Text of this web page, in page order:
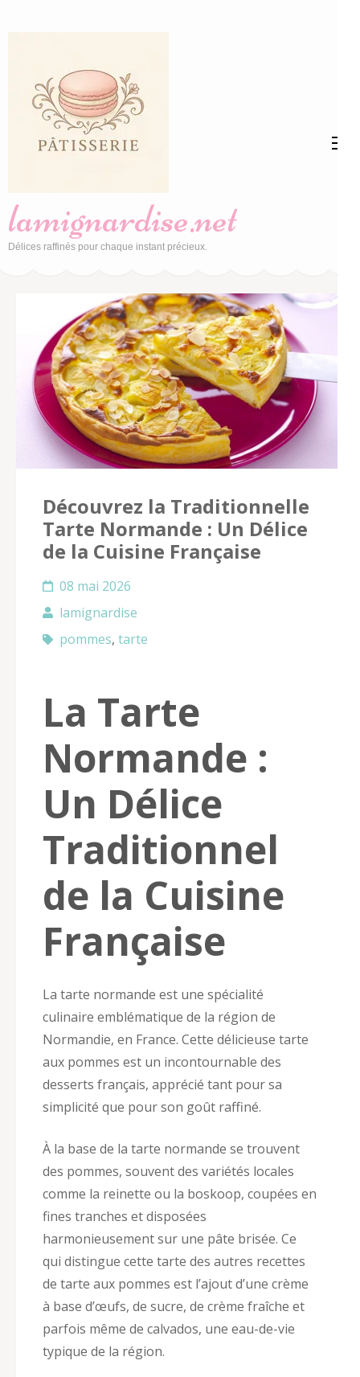
(Pressez
Entrée)
lamignardise.net
Délices raffinés pour chaque instant précieux.
Découvrez la Traditionnelle
Tarte Normande : Un Délice
de la Cuisine Française
08 mai 2026
lamignardise
pommes, tarte
La Tarte
Normande :
Un Délice
Traditionnel
de la Cuisine
Française
La tarte normande est une spécialité
culinaire emblématique de la région de
Normandie, en France. Cette délicieuse tarte
aux pommes est un incontournable des
desserts français, apprécié tant pour sa
simplicité que pour son goût raffiné.
À la base de la tarte normande se trouvent
des pommes, souvent des variétés locales
comme la reinette ou la boskoop, coupées en
fines tranches et disposées
harmonieusement sur une pâte brisée. Ce
qui distingue cette tarte des autres recettes
de tarte aux pommes est l’ajout d’une crème
à base d’œufs, de sucre, de crème fraîche et
parfois même de calvados, une eau-de-vie
typique de la région.